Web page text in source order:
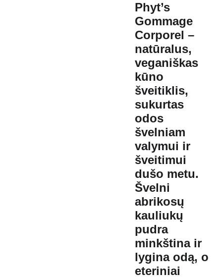
Phyt’s
Gommage
Corporel –
natūralus,
veganiškas
kūno
šveitiklis,
sukurtas
odos
švelniam
valymui ir
šveitimui
dušo metu.
Švelni
abrikosų
kauliukų
pudra
minkština ir
lygina odą, o
eteriniai